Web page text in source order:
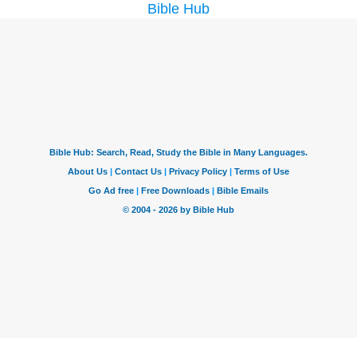
Bible Hub